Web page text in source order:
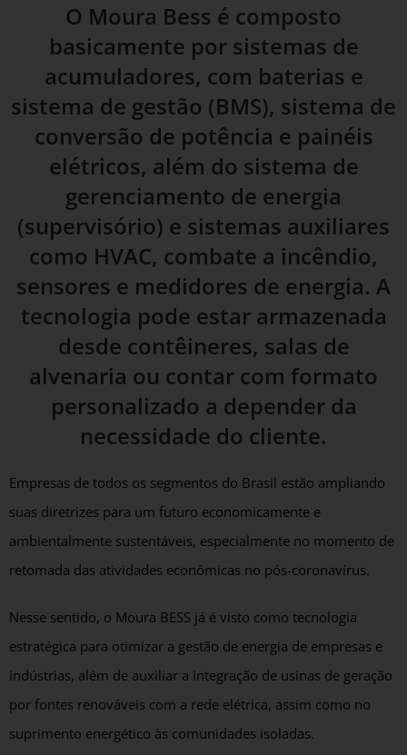
O Moura Bess é composto
basicamente por sistemas de
acumuladores, com baterias e
sistema de gestão (BMS), sistema de
conversão de potência e painéis
elétricos, além do sistema de
gerenciamento de energia
(supervisório) e sistemas auxiliares
como HVAC, combate a incêndio,
sensores e medidores de energia. A
tecnologia pode estar armazenada
desde contêineres, salas de
alvenaria ou contar com formato
personalizado a depender da
necessidade do cliente.
Empresas de todos os segmentos do Brasil estão ampliando
suas diretrizes para um futuro economicamente e
ambientalmente sustentáveis, especialmente no momento de
retomada das atividades econômicas no pós-coronavírus.
Nesse sentido, o Moura BESS já é visto como tecnologia
estratégica para otimizar a gestão de energia de empresas e
indústrias, além de auxiliar a integração de usinas de geração
por fontes renováveis com a rede elétrica, assim como no
suprimento energético às comunidades isoladas.